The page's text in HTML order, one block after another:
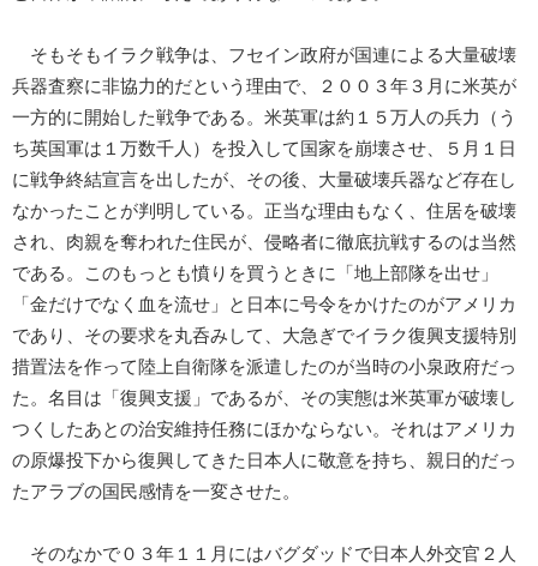
そもそもイラク戦争は、フセイン政府が国連による大量破壊
兵器査察に非協力的だという理由で、２００３年３月に米英が
一方的に開始した戦争である。米英軍は約１５万人の兵力（う
ち英国軍は１万数千人）を投入して国家を崩壊させ、５月１日
に戦争終結宣言を出したが、その後、大量破壊兵器など存在し
なかったことが判明している。正当な理由もなく、住居を破壊
され、肉親を奪われた住民が、侵略者に徹底抗戦するのは当然
である。このもっとも憤りを買うときに「地上部隊を出せ」
「金だけでなく血を流せ」と日本に号令をかけたのがアメリカ
であり、その要求を丸呑みして、大急ぎでイラク復興支援特別
措置法を作って陸上自衛隊を派遣したのが当時の小泉政府だっ
た。名目は「復興支援」であるが、その実態は米英軍が破壊し
つくしたあとの治安維持任務にほかならない。それはアメリカ
の原爆投下から復興してきた日本人に敬意を持ち、親日的だっ
たアラブの国民感情を一変させた。
そのなかで０３年１１月にはバグダッドで日本人外交官２人